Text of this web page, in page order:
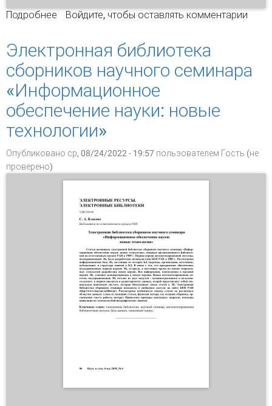
Подробнее о Опыт создания базы данных «Интернет-
Российской государственной библиотеке
искусств
Войдите, чтобы оставлять комментарии
Электронная библиотека
сборников научного семинара
«Информационное
обеспечение науки: новые
технологии»
Опубликовано ср, 08/24/2022 - 19:57 пользователем Гость (не
проверено)